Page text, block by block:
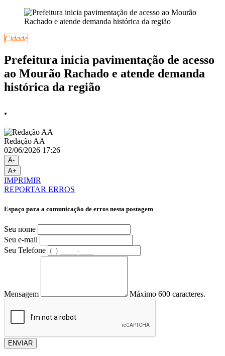
Cidade
Prefeitura inicia pavimentação de acesso
ao Mourão Rachado e atende demanda
histórica da região
.
Redação AA
02/06/2026 17:26
A-
A+
IMPRIMIR
REPORTAR ERROS
Espaço para a comunicação de erros nesta postagem
Seu nome
Seu e-mail
Seu Telefone
Mensagem Máximo 600 caracteres.
ENVIAR